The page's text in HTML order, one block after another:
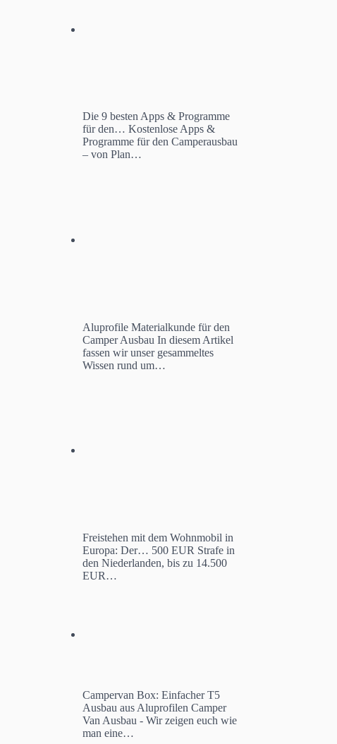
Die 9 besten Apps & Programme
für den… Kostenlose Apps &
Programme für den Camperausbau
– von Plan…
Aluprofile Materialkunde für den
Camper Ausbau In diesem Artikel
fassen wir unser gesammeltes
Wissen rund um…
Freistehen mit dem Wohnmobil in
Europa: Der… 500 EUR Strafe in
den Niederlanden, bis zu 14.500
EUR…
Campervan Box: Einfacher T5
Ausbau aus Aluprofilen Camper
Van Ausbau - Wir zeigen euch wie
man eine…